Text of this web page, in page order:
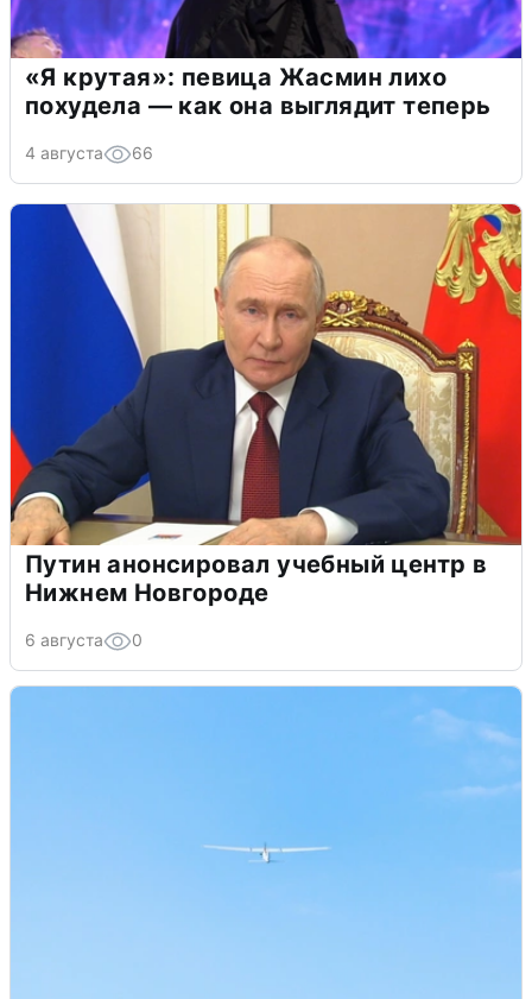
«Я крутая»: певица Жасмин лихо
похудела — как она выглядит теперь
4 августа 66
Путин анонсировал учебный центр в
Нижнем Новгороде
6 августа 0